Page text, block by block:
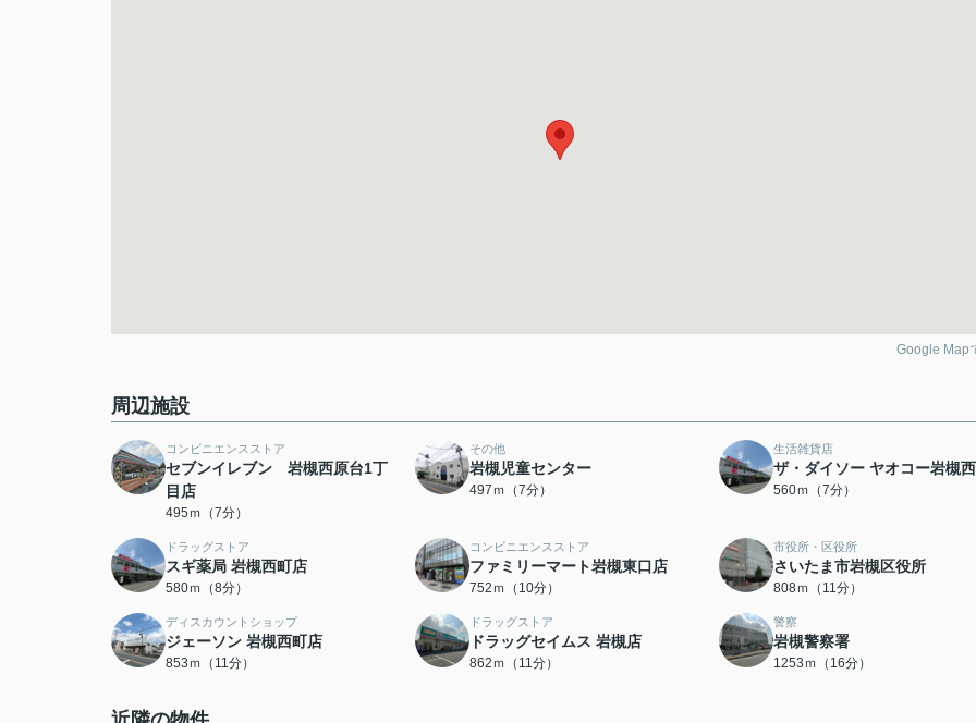
Google Map
周辺施設
コンビニエンスストア
セブンイレブン 岩槻西原台1丁
目店
495ｍ（7分）
その他
岩槻児童センター
497ｍ（7分）
生活雑貨店
ザ・ダイソー ヤオコー岩槻
560ｍ（7分）
ドラッグストア
スギ薬局 岩槻西町店
580ｍ（8分）
コンビニエンスストア
ファミリーマート岩槻東口店
752ｍ（10分）
市役所・区役所
さいたま市岩槻区役所
808ｍ（11分）
ディスカウントショップ
ジェーソン 岩槻西町店
853ｍ（11分）
ドラッグストア
ドラッグセイムス 岩槻店
862ｍ（11分）
警察
岩槻警察署
1253ｍ（16分）